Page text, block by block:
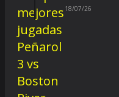
18/07/26